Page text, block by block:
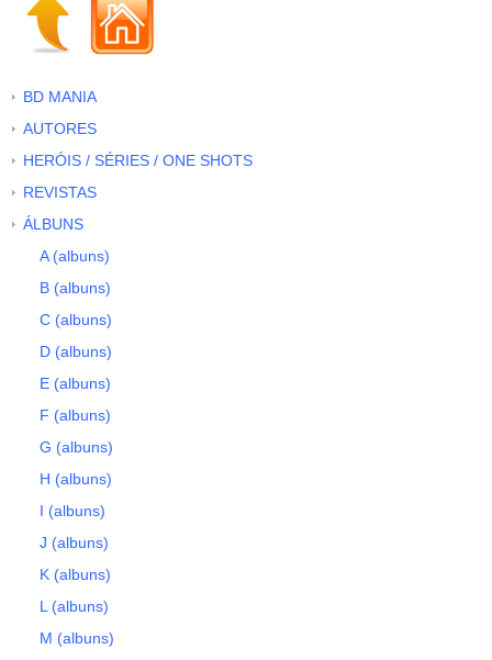
BD MANIA
AUTORES
HERÓIS / SÉRIES / ONE SHOTS
REVISTAS
ÁLBUNS
A (albuns)
B (albuns)
C (albuns)
D (albuns)
E (albuns)
F (albuns)
G (albuns)
H (albuns)
I (albuns)
J (albuns)
K (albuns)
L (albuns)
M (albuns)